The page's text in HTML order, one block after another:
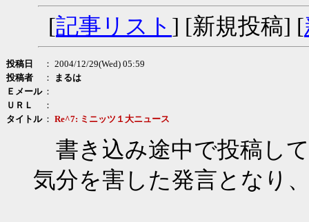
[記事リスト ] [新規投稿] [
投稿日
： 2004/12/29(Wed) 05:59
投稿者
：
まるは
Ｅメール ：
ＵＲＬ
：
タイトル ： Re^7: ミニッツ１大ニュース
書き込み途中で投稿し
気分を害した発言となり